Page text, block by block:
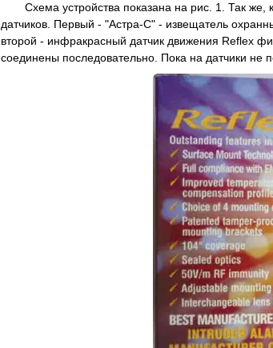
Схема устройства показана на рис. 1. Так
датчиков. Первый - "Астра-С" - извещатель
второй - инфракрасный датчик движения Reflex
соединены последовательно. Пока на датчики не